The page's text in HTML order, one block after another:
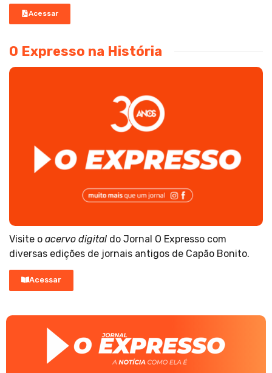
Acessar
O Expresso na História
Visite o acervo digital do Jornal O Expresso com
diversas edições de jornais antigos de Capão Bonito.
Acessar